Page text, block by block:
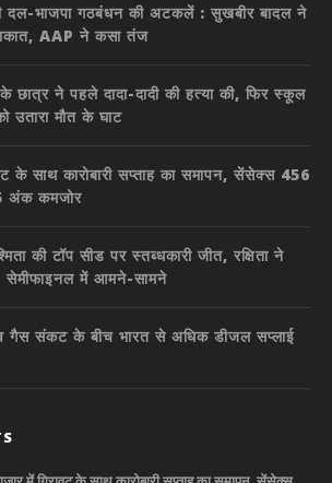
दल-भाजपा गठबंधन की अटकलें : सुखबीर बादल ने
AAP ने कसा तंज
छात्र ने पहले दादा-दादी की हत्या की, फिर स्कूल
उतारा मौत के घाट
के साथ कारोबारी सप्ताह का समापन, सेंसेक्स 456
अंक कमजोर
की टॉप सीड पर स्तब्धकारी जीत, रक्षिता ने
सेमीफाइनल में आमने-सामने
व गैस संकट के बीच भारत से अधिक डीजल सप्लाई